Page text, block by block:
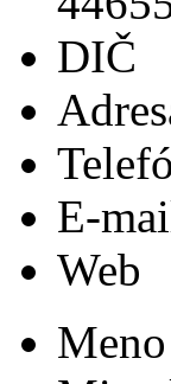
DIČ
E-
Web